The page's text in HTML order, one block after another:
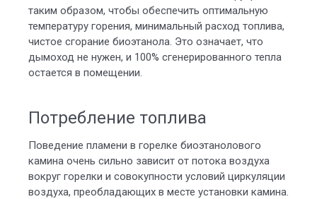
таким образом, чтобы обеспечить оптимальную
температуру горения, минимальный расход топлива,
чистое сгорание биоэтанола. Это означает, что
дымоход не нужен, и 100% сгенерированного тепла
остается в помещении.
Потребление топлива
Поведение пламени в горелке биоэтанолового
камина очень сильно зависит от потока воздуха
вокруг горелки и совокупности условий циркуляции
воздуха, преобладающих в месте установки камина.